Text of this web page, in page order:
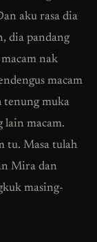
aku rasa dia
dia pandang
nak
macam
tenung muka
lain macam.
tu. Masa tulah
Mira dan
masing-